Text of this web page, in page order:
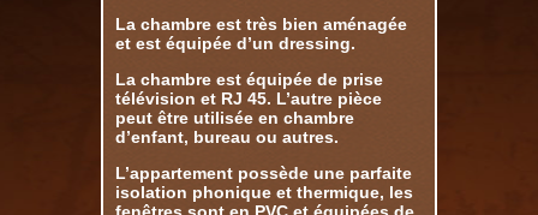
La chambre est très bien aménagée
et est équipée d’un dressing.
La chambre est équipée de prise
télévision et RJ 45. L’autre pièce
peut être utilisée en chambre
d’enfant, bureau ou autres.
L’appartement possède une parfaite
isolation phonique et thermique, les